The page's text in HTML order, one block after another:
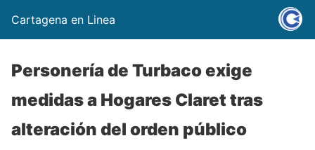
Cartagena en Linea
Personería de Turbaco exige
medidas a Hogares Claret tras
alteración del orden público